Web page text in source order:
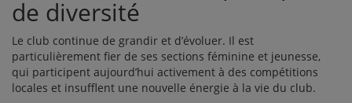
de diversité
Le club continue de grandir et d’évoluer. Il est
particulièrement fier de ses sections féminine et jeunesse,
qui participent aujourd’hui activement à des compétitions
locales et insufflent une nouvelle énergie à la vie du club.